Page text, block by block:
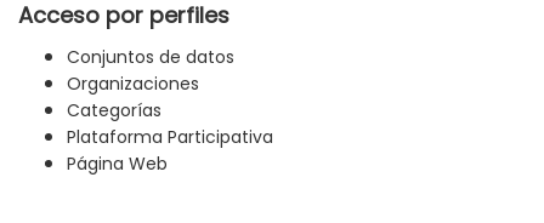
Acceso por perfiles
Conjuntos de datos
Organizaciones
Categorías
Plataforma Participativa
Página Web